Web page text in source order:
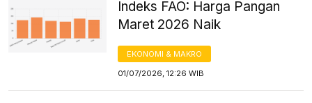
Indeks FAO: Harga Pangan
Maret 2026 Naik
EKONOMI & MAKRO
01/07/2026, 12:26 WIB